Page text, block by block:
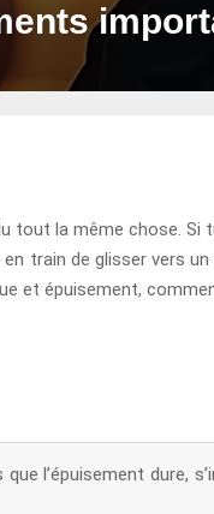
tout la même chose.
train de glisser vers
et épuisement,
l’épuisement dure,